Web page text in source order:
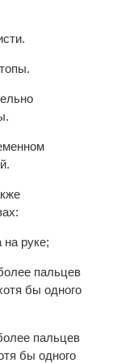
руке;
пальцев
бы одного
пальцев
бы одного